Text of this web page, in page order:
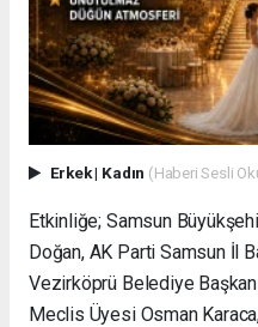
Erkek| Kadın (Haberi Sesli
Etkinliğe; Samsun
Doğan, AK Parti Samsun İl
Vezirköprü Belediye
Meclis Üyesi Osman